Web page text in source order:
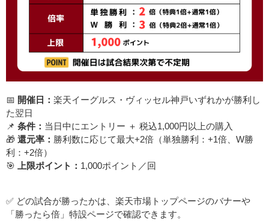
📅 開催日： 楽天イーグルス・ヴィッセル神戸いずれかが勝利し
た翌日
📌 条件： 当日中にエントリー ＋ 税込1,000円以上の購入
🎁 還元率： 勝利数に応じて最大+2倍（単独勝利：+1倍、W勝
利：+2倍）
🎯
上限ポイント： 1,000ポイント／回
✅ どの試合が勝ったかは、楽天市場トップページのバナーや
「勝ったら倍」特設ページで確認できます。